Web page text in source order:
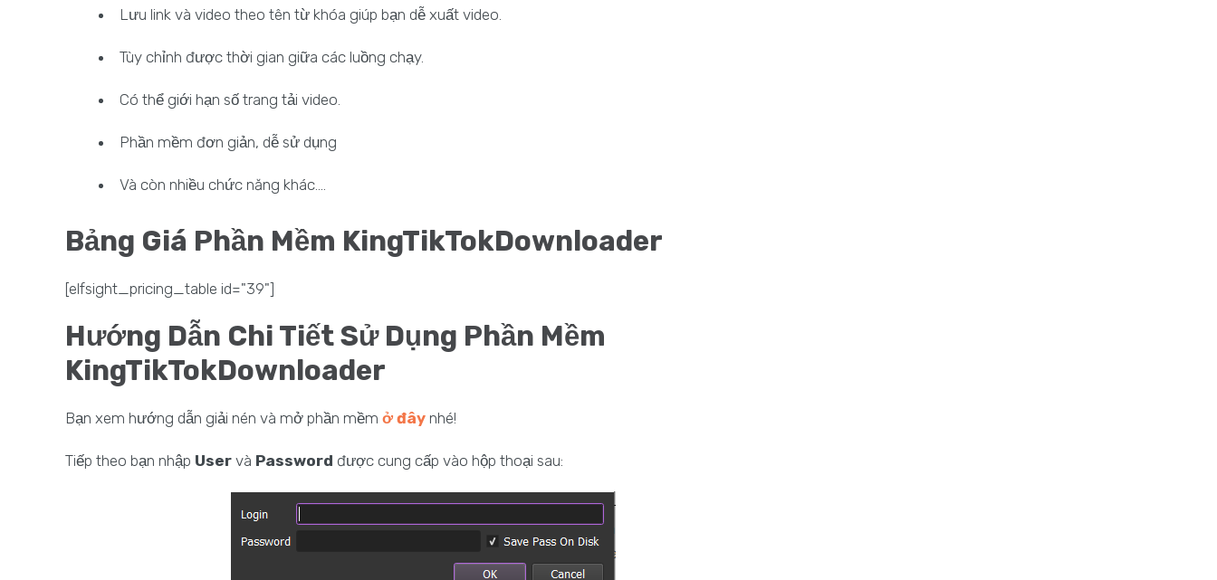
Lưu link và video theo tên từ khóa giúp bạn dễ xuất video.
Tùy chỉnh được thời gian giữa các luồng chạy.
Có thể giới hạn số trang tải video.
Phần mềm đơn giản, dễ sử dụng
Và còn nhiều chức năng khác....
Bảng Giá Phần Mềm KingTikTokDownloader
[elfsight_pricing_table id="39"]
Hướng Dẫn Chi Tiết Sử Dụng Phần Mềm
KingTikTokDownloader
Bạn xem hướng dẫn giải nén và mở phần mềm ở đây nhé!
Tiếp theo bạn nhập User và Password được cung cấp vào hộp thoại sau: